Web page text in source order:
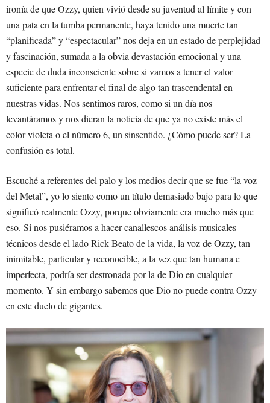
ironía de que Ozzy, quien vivió desde su juventud al límite y con
una pata en la tumba permanente, haya tenido una muerte tan
“planificada” y “espectacular” nos deja en un estado de perplejidad
y fascinación, sumada a la obvia devastación emocional y una
especie de duda inconsciente sobre si vamos a tener el valor
suficiente para enfrentar el final de algo tan trascendental en
nuestras vidas. Nos sentimos raros, como si un día nos
levantáramos y nos dieran la noticia de que ya no existe más el
color violeta o el número 6, un sinsentido. ¿Cómo puede ser? La
confusión es total.
Escuché a referentes del palo y los medios decir que se fue “la voz
del Metal”, yo lo siento como un título demasiado bajo para lo que
significó realmente Ozzy, porque obviamente era mucho más que
eso. Si nos pusiéramos a hacer canallescos análisis musicales
técnicos desde el lado Rick Beato de la vida, la voz de Ozzy, tan
inimitable, particular y reconocible, a la vez que tan humana e
imperfecta, podría ser destronada por la de Dio en cualquier
momento. Y sin embargo sabemos que Dio no puede contra Ozzy
en este duelo de gigantes.